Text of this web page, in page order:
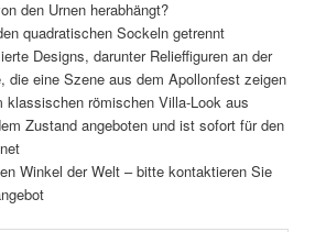
den Urnen herabhängt?
quadratischen Sockeln getrennt
Designs, darunter Relieffiguren an der
die eine Szene aus dem Apollonfest zeigen
klassischen römischen Villa-Look aus
Zustand angeboten und ist sofort für den
Winkel der Welt – bitte kontaktieren Sie